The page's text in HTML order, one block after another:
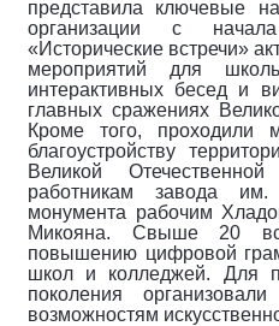
представила ключевые
организации с
«Исторические встречи»
мероприятий для
интерактивных бесед и
главных сражениях
Кроме того, проходили
благоустройству
Великой
работникам завода
монумента рабочим
Микояна. Свыше 20
повышению цифровой
школ и колледжей. Для
поколения
возможностям